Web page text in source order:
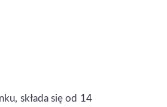
składa się od 14